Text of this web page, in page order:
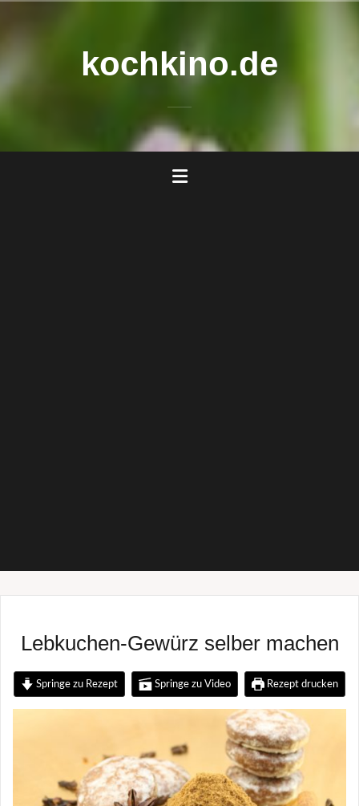
kochkino.de
Lebkuchen-Gewürz selber machen
Springe zu Rezept Springe zu Video Rezept drucken